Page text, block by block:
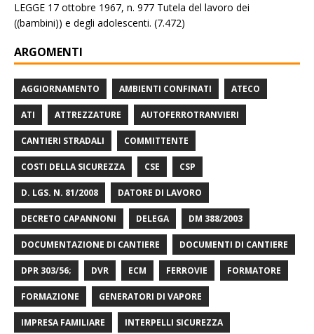
LEGGE 17 ottobre 1967, n. 977 Tutela del lavoro dei
((bambini)) e degli adolescenti. (7.472)
ARGOMENTI
AGGIORNAMENTO AMBIENTI CONFINATI ATECO
ATI ATTREZZATURE AUTOFERROTRANVIERI
CANTIERI STRADALI COMMITTENTE
COSTI DELLA SICUREZZA CSE CSP
D. LGS. N. 81/2008 DATORE DI LAVORO
DECRETO CAPANNONI DELEGA DM 388/2003
DOCUMENTAZIONE DI CANTIERE DOCUMENTI DI CANTIERE
DPR 303/56; DVR ECM FERROVIE FORMATORE
FORMAZIONE GENERATORI DI VAPORE
IMPRESA FAMILIARE INTERPELLI SICUREZZA